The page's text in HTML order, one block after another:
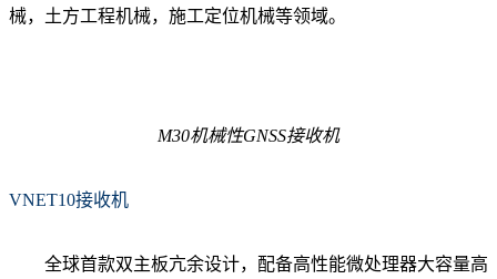
械，土方工程机械，施工定位机械等领域。
M30机械性GNSS接收机
VNET10接收机
全球首款双主板亢余设计，配备高性能微处理器大容量高